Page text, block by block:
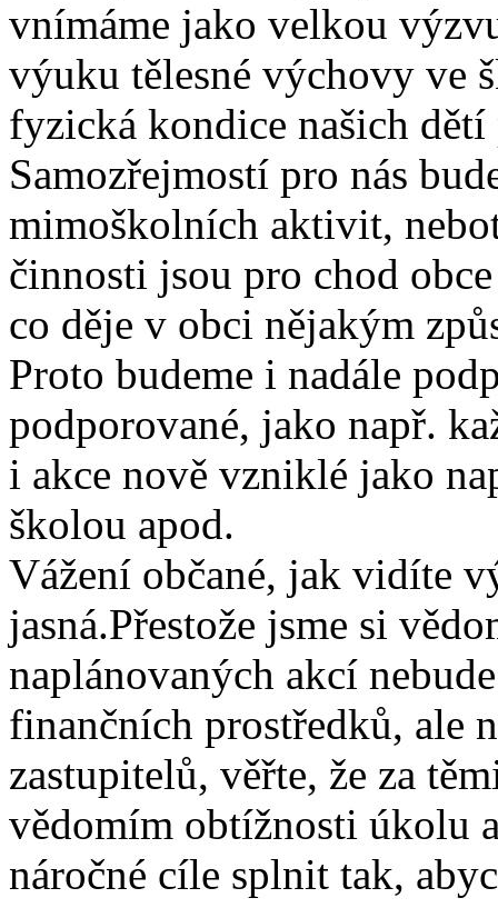
vnímáme jako velkou
výuku tělesné výchovy ve
fyzická kondice našich
Samozřejmostí pro nás
mimoškolních aktivit,
činnosti jsou pro chod
co děje v obci nějakým
Proto budeme i nadále
podporované, jako např.
i akce nově vzniklé jako
školou apod.
Vážení občané, jak vidíte
jasná.Přestože jsme si
naplánovaných akcí
finančních prostředků, ale
zastupitelů, věřte, že za
vědomím obtížnosti úkolu
náročné cíle splnit tak,